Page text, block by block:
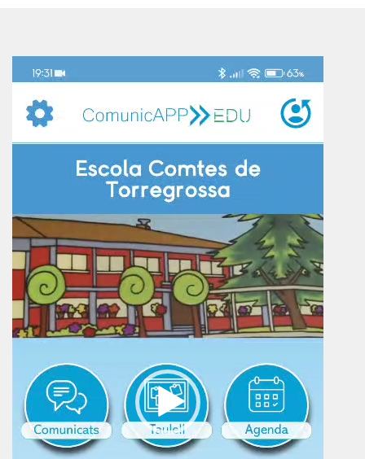
de
vídeo